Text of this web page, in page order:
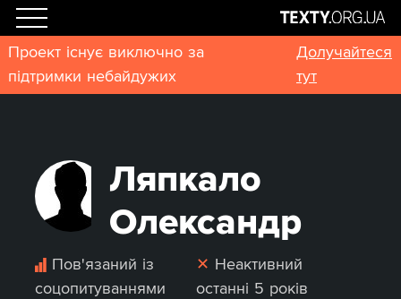
Проект існує виключно за
підтримки небайдужих
Долучайтеся
тут
Ляпкало
Олександр
Пов'язаний із
соцопитуваннями
✕ Неактивний
останні 5 років